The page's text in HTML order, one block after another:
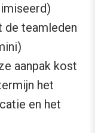
de teamleden
aanpak kost
het
en het